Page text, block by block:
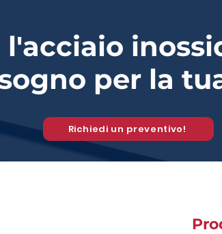
per la
Richiedi un preventivo!